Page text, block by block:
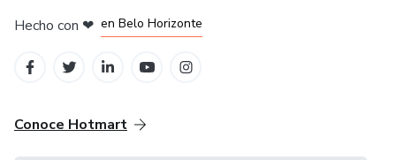
Hecho con ❤ en Belo Horizonte
Conoce Hotmart